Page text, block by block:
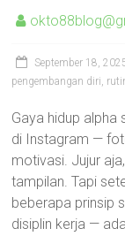
September 18,
pengembangan diri,
Gaya hidup alpha
di Instagram —
motivasi. Jujur
tampilan. Tapi
beberapa prinsip
disiplin kerja —